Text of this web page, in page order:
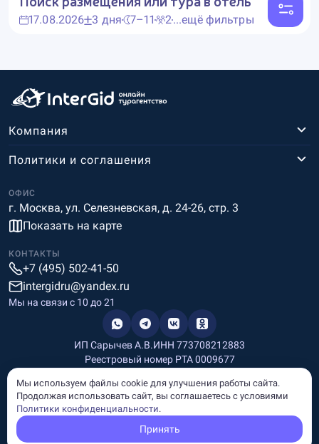
17.08.2026 3 дня 7–11 2...ещё фильтры
Компания
ОФИС
г. Москва, ул. Селезневская, д. 24-26, стр. 3
Показать на карте
Политики и соглашения
КОНТАКТЫ
+7 (495) 502-41-50
intergidru@yandex.ru
Мы на связи c 10 до 21
ИП Сарычев А.В.ИНН 773708212883
Реестровый номер РТА 0009677
Информация, размещённая на сайте, носит информационный
характер и не является рекламой и публичной офертой.
Мы используем файлы cookie для улучшения работы сайта.
Продолжая использовать сайт, вы соглашаетесь с условиями
Политики конфиденциальности.
Принять